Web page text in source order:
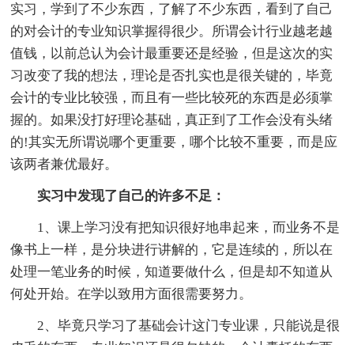
实习，学到了不少东西，了解了不少东西，看到了自己
的对会计的专业知识掌握得很少。所谓会计行业越老越
值钱，以前总认为会计最重要还是经验，但是这次的实
习改变了我的想法，理论是否扎实也是很关键的，毕竟
会计的专业比较强，而且有一些比较死的东西是必须掌
握的。如果没打好理论基础，真正到了工作会没有头绪
的!其实无所谓说哪个更重要，哪个比较不重要，而是应
该两者兼优最好。
实习中发现了自己的许多不足：
1、课上学习没有把知识很好地串起来，而业务不是
像书上一样，是分块进行讲解的，它是连续的，所以在
处理一笔业务的时候，知道要做什么，但是却不知道从
何处开始。在学以致用方面很需要努力。
2、毕竟只学习了基础会计这门专业课，只能说是很